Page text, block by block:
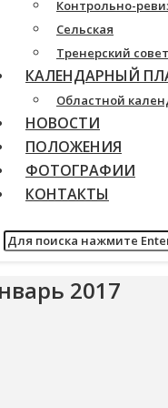
Контрольно-
Сельская
Тренерский совет
КАЛЕНДАРНЫЙ
Областной
НОВОСТИ
ПОЛОЖЕНИЯ
ФОТОГРАФИИ
КОНТАКТЫ
2017